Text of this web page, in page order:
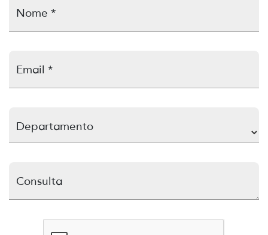
Nome *
Email *
Departamento
Consulta